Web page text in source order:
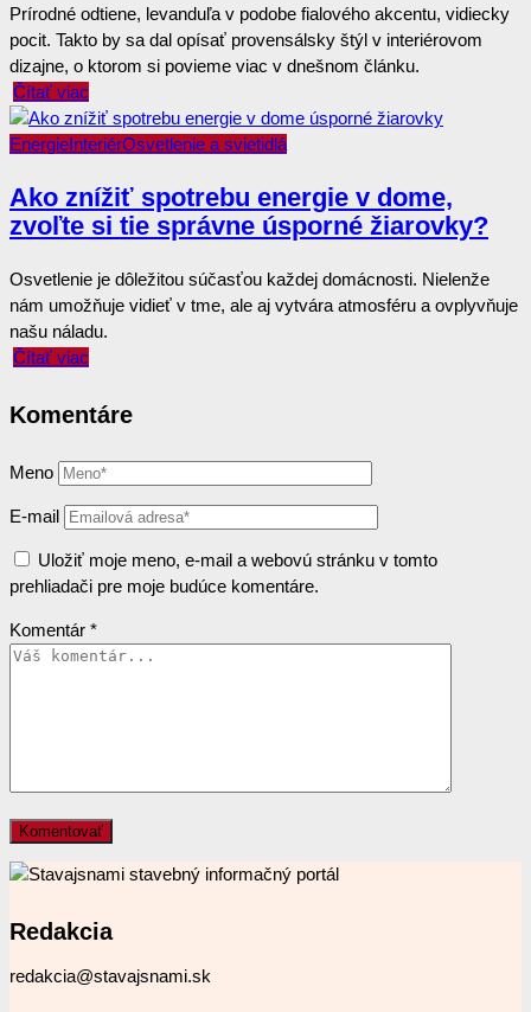
Prírodné odtiene, levanduľa v podobe fialového akcentu, vidiecky
pocit. Takto by sa dal opísať provensálsky štýl v interiérovom
dizajne, o ktorom si povieme viac v dnešnom článku.
Čítať viac
EnergieInteriérOsvetlenie a svietidlá
Ako znížiť spotrebu energie v dome,
zvoľte si tie správne úsporné žiarovky?
Osvetlenie je dôležitou súčasťou každej domácnosti. Nielenže
nám umožňuje vidieť v tme, ale aj vytvára atmosféru a ovplyvňuje
našu náladu.
Čítať viac
Komentáre
Meno
E-mail
Uložiť moje meno, e-mail a webovú stránku v tomto
prehliadači pre moje budúce komentáre.
Komentár *
Redakcia
redakcia@stavajsnami.sk